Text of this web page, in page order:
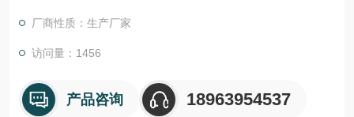
不但省去手动
厂商性质：生产厂家
访问量：1456
产品咨询 18963954537